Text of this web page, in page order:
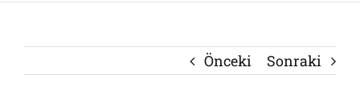
Önceki Sonraki